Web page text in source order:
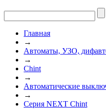
Главная
→
Автоматы, УЗО,
→
Chint
→
Автоматические
→
Серия NEXT Chint